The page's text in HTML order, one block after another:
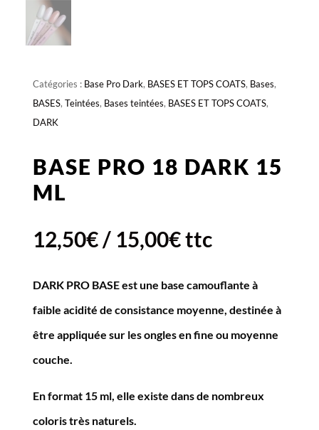
Catégories : Base Pro Dark, BASES ET TOPS COATS, Bases,
BASES, Teintées, Bases teintées, BASES ET TOPS COATS,
DARK
BASE PRO 18 DARK 15
ML
12,50€/ 15,00€ttc
DARK PRO BASEest une base camouflante à
faible acidité de consistance moyenne, destinée à
être appliquée sur les ongles en fine ou moyenne
couche.
En format 15 ml, elle existe dans de nombreux
coloris très naturels.